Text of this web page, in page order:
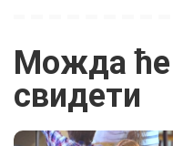
Можда ће
свидети